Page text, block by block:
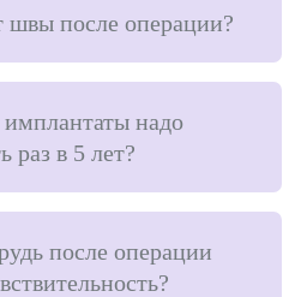
швы после операции?
надо
раз в 5 лет?
после операции